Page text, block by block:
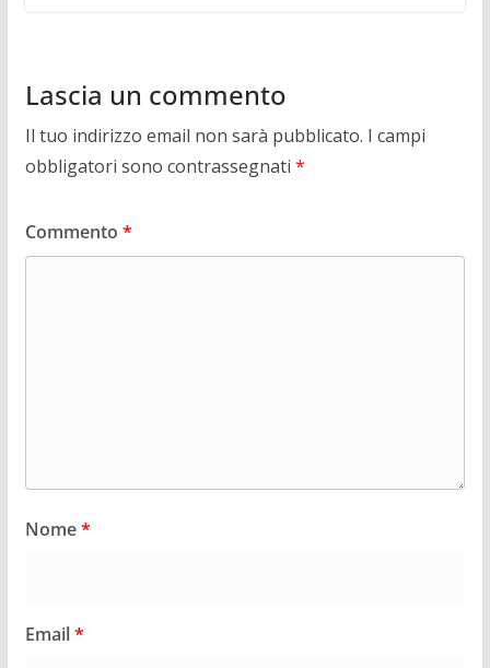
Lascia un commento
Il tuo indirizzo email non sarà pubblicato. I campi
obbligatori sono contrassegnati *
Commento *
Nome*
Email*